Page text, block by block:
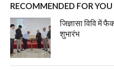
RECOMMENDED FOR YOU
जिज्ञासा विवि में
शुभारंभ